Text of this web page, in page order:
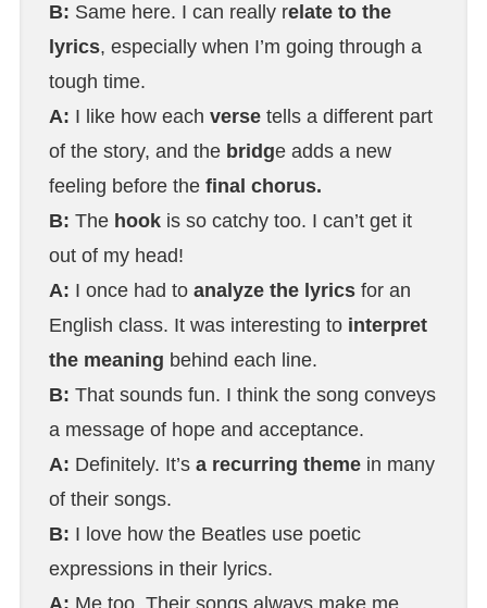
B: Same here. I can really relate to the
lyrics, especially when I’m going through a
tough time.
A: I like how each versetells a different part
of the story, and the bridge adds a new
feeling before the final chorus.
B: Thehookis so catchy too. I can’t get it
out of my head!
A: I once had to analyze the lyricsfor an
English class. It was interesting to interpret
the meaning behind each line.
B: That sounds fun. I think the song conveys
a message of hope and acceptance.
A: Definitely. It’s a recurring theme in many
of their songs.
B: I love how the Beatles use poetic
expressions in their lyrics.